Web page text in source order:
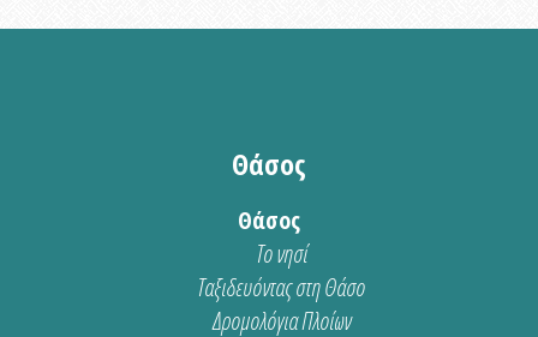
Θάσος
Θάσος
Το νησί
Ταξιδευόντας στη Θάσο
Δρομολόγια Πλοίων